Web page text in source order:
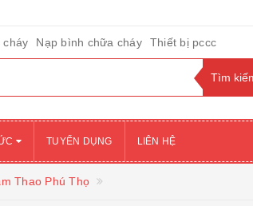
cháy Nạp bình chữa cháy Thiết bị pccc
TUYỂN DỤNG LIÊN HỆ
Thao Phú Thọ